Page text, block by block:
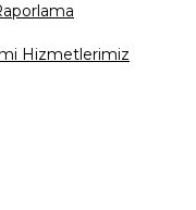
Hizmetlerimiz